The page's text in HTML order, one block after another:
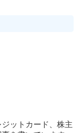
ットカード、株主